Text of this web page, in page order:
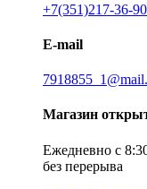
+7(351)217-36-90
E-mail
Магазин
Ежедневно с
без перерыва